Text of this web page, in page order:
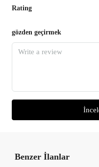
Rating
gözden geçirmek
Benzer İlanlar